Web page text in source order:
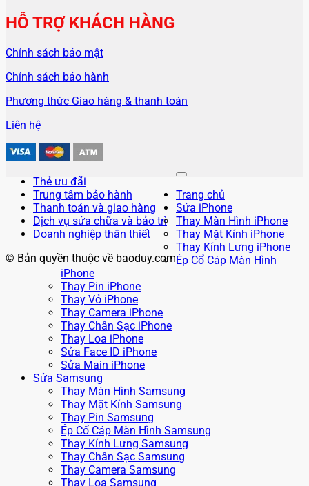
HỖ TRỢ KHÁCH HÀNG
Chính sách bảo mật
Chính sách bảo hành
Phương thức Giao hàng & thanh toán
Liên hệ
Thẻ ưu đãi
Trung tâm bảo hành
Thanh toán và giao hàng
Dịch vụ sửa chữa và bảo trì
Doanh nghiệp thân thiết
© Bản quyền thuộc về baoduy.com
Trang chủ
Sửa iPhone
Thay Màn Hình iPhone
Thay Mặt Kính iPhone
Thay Kính Lưng iPhone
Ép Cổ Cáp Màn Hình
iPhone
Thay Pin iPhone
Thay Vỏ iPhone
Thay Camera iPhone
Thay Chân Sạc iPhone
Thay Loa iPhone
Sửa Face ID iPhone
Sửa Main iPhone
Sửa Samsung
Thay Màn Hình Samsung
Thay Mặt Kính Samsung
Thay Pin Samsung
Ép Cổ Cáp Màn Hình Samsung
Thay Kính Lưng Samsung
Thay Chân Sạc Samsung
Thay Camera Samsung
Thay Loa Samsung